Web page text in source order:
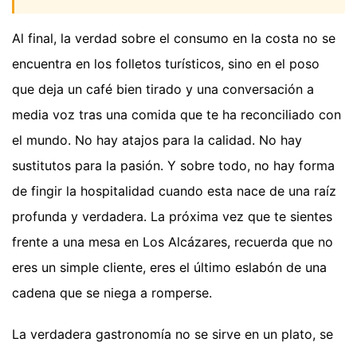
Al final, la verdad sobre el consumo en la costa no se
encuentra en los folletos turísticos, sino en el poso
que deja un café bien tirado y una conversación a
media voz tras una comida que te ha reconciliado con
el mundo. No hay atajos para la calidad. No hay
sustitutos para la pasión. Y sobre todo, no hay forma
de fingir la hospitalidad cuando esta nace de una raíz
profunda y verdadera. La próxima vez que te sientes
frente a una mesa en Los Alcázares, recuerda que no
eres un simple cliente, eres el último eslabón de una
cadena que se niega a romperse.
La verdadera gastronomía no se sirve en un plato, se